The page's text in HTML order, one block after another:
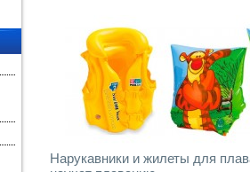
Нарукавники и жилеты для